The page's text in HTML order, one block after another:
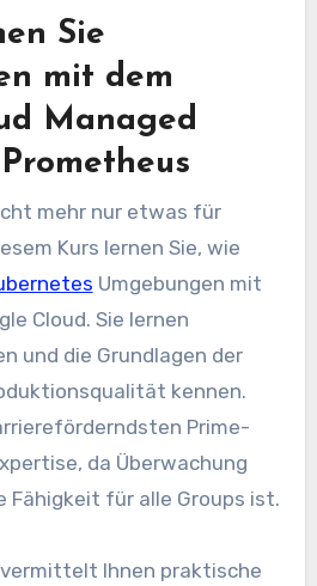
Sie
mit dem
Managed
mehr nur etwas für
Kurs lernen Sie, wie
Umgebungen mit
Cloud. Sie lernen
und die Grundlagen der
kennen.
Prime-
da Überwachung
Fähigkeit für alle Groups ist.
Ihnen praktische